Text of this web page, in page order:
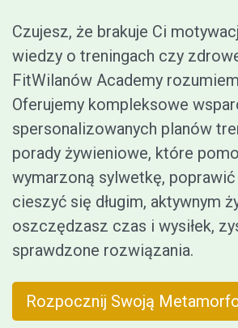
Czujesz, że brakuje Ci
wiedzy o treningach czy
FitWilanów Academy
Oferujemy kompleksowe
spersonalizowanych planów
porady żywieniowe, które
wymarzoną sylwetkę,
cieszyć się długim, aktywnym
oszczędzasz czas i wysiłek,
sprawdzone rozwiązania.
Rozpocznij Swoją